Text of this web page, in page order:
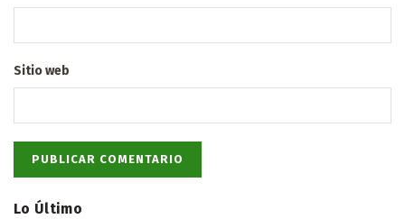
Sitio web
Lo Último